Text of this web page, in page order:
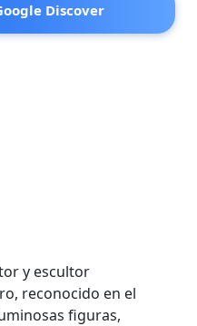
Discover
y escultor
reconocido en el
figuras,